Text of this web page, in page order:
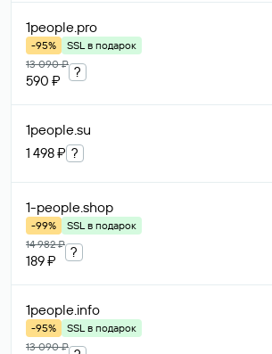
1people.pro
-95%
SSL в подарок
13 090 ₽
590 ₽
?
1people.su
1 498 ₽ ?
1-people.shop
-99%
SSL в подарок
14 982 ₽
189 ₽
?
1people.info
-95%
SSL в подарок
13 090 ₽